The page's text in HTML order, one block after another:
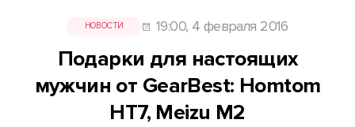
НОВОСТИ 19:00, 4 февраля 2016
Подарки для настоящих
мужчин от GearBest: Homtom
HT7, Meizu M2